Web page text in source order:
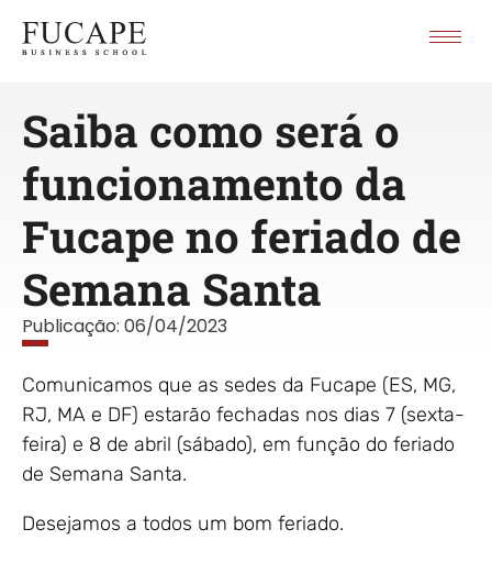
Saiba como será o
funcionamento da
Fucape no feriado de
Semana Santa
Publicação: 06/04/2023
Comunicamos que as sedes da Fucape (ES, MG,
RJ, MA e DF) estarão fechadas nos dias 7 (sexta-
feira) e 8 de abril (sábado), em função do feriado
de Semana Santa.
Desejamos a todos um bom feriado.